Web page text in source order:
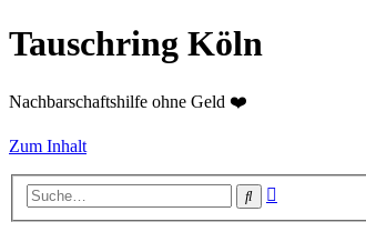
Tauschring Köln
Nachbarschaftshilfe ohne Geld ❤️
Zum Inhalt
Suche